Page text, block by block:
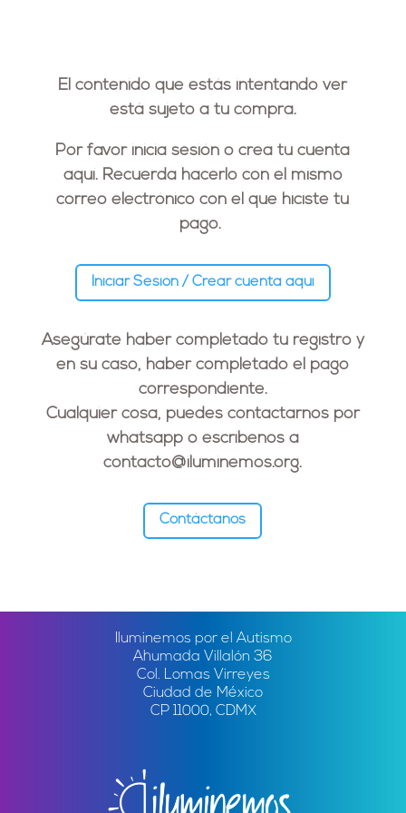
El contenido que estás intentando ver
está sujeto a tu compra.
Por favor inicia sesión o crea tu cuenta
aquí. Recuerda hacerlo con el mismo
correo electrónico con el que hiciste tu
pago.
Iniciar Sesión / Crear cuenta aquí
Asegúrate haber completado tu registro y
en su caso, haber completado el pago
correspondiente.
Cualquier cosa, puedes contactarnos por
whatsapp o escríbenos a
contacto@iluminemos.org.
Contáctanos
Iluminemos por el Autismo
Ahumada Villalón 36
Col. Lomas Virreyes
Ciudad de México
CP 11000, CDMX